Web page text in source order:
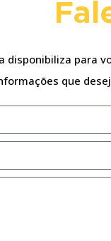
disponibiliza para
que